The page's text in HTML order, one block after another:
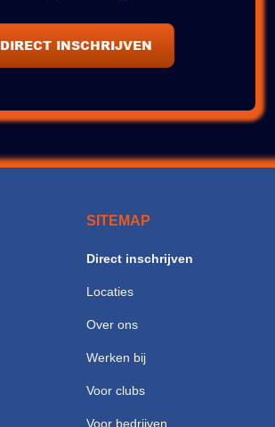
DIRECT INSCHRIJVEN
SITEMAP
Direct inschrijven
Locaties
Over ons
Werken bij
Voor clubs
Voor bedrijven